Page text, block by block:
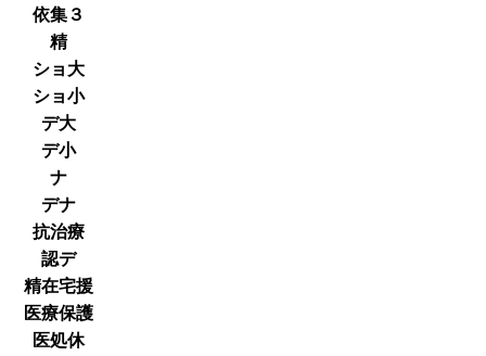
依集３
精
ショ大
ショ小
デ大
デ小
ナ
デナ
抗治療
認デ
精在宅援
医療保護
医処休